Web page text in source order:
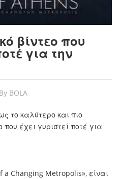
βίντεο που
για την
By BOLA
το καλύτερο και πιο
που έχει γυριστεί ποτέ για
Changing Metropolis», είναι